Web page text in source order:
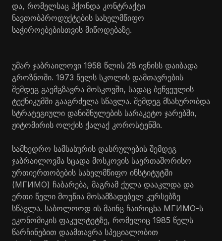
და, რომელსაც ჰქონდა კონტრაქტი
ნავთობპროდუქტების სახელმწიფო
საჭიროებებისთვის მიწოდებაზე.
უმარ ჯაბრაილოვი 1958 წლის 28 ივნისს დაიბადა
გროზნოში. 1973 წელს სკოლის დამთავრების
შემდეგ გაემგზავრა მოსკოვში, სადაც ბეწვეულის
ტექნიკუმში გააგრძელა სწავლა. შემდეგ მსახურობდა
სტრატეგიული დანიშნულების სარაკეტო ჯარებში,
ჟიტომირის ოლქის ქალაქ კოროსტენში.
სამხედრო სამსახურის დასრულების შემდეგ
ჯაბრაილოვმა სცადა მოსკოვის საერთაშორისო
ურთიერთობების სახელმწიფო ინსტიტუტში
(МГИМО) ჩაბარება, მაგრამ ქულა დააკლდა და
ერთი წელი მოუწია მოსამზადებელ კურსებზე
სწავლა. საბოლოოდ ის მაინც ჩაირიცხა МГИМО-ს
ეკონომიკის ფაკულტეტზე, რომელიც 1985 წელს
წარჩინებით დაამთავრა სპეციალობით